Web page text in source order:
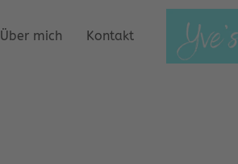
Über mich Kontakt